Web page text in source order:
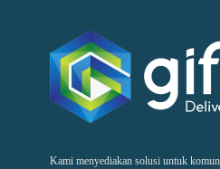
Kami menyediakan solusi untuk